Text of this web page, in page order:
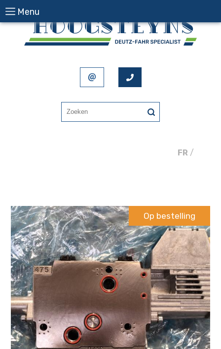
FR /
Menu
Op bestelling